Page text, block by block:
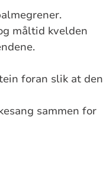
måltid kvelden
foran slik at den
sammen for